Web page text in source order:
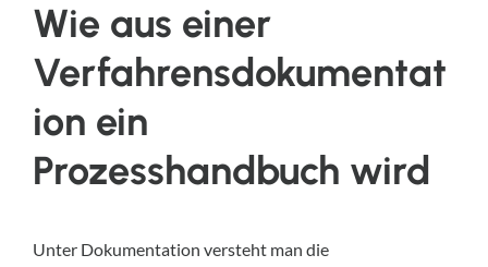
Wie aus einer
Verfahrensdokumentat
ion ein
Prozesshandbuch wird
Unter Dokumentation versteht man die